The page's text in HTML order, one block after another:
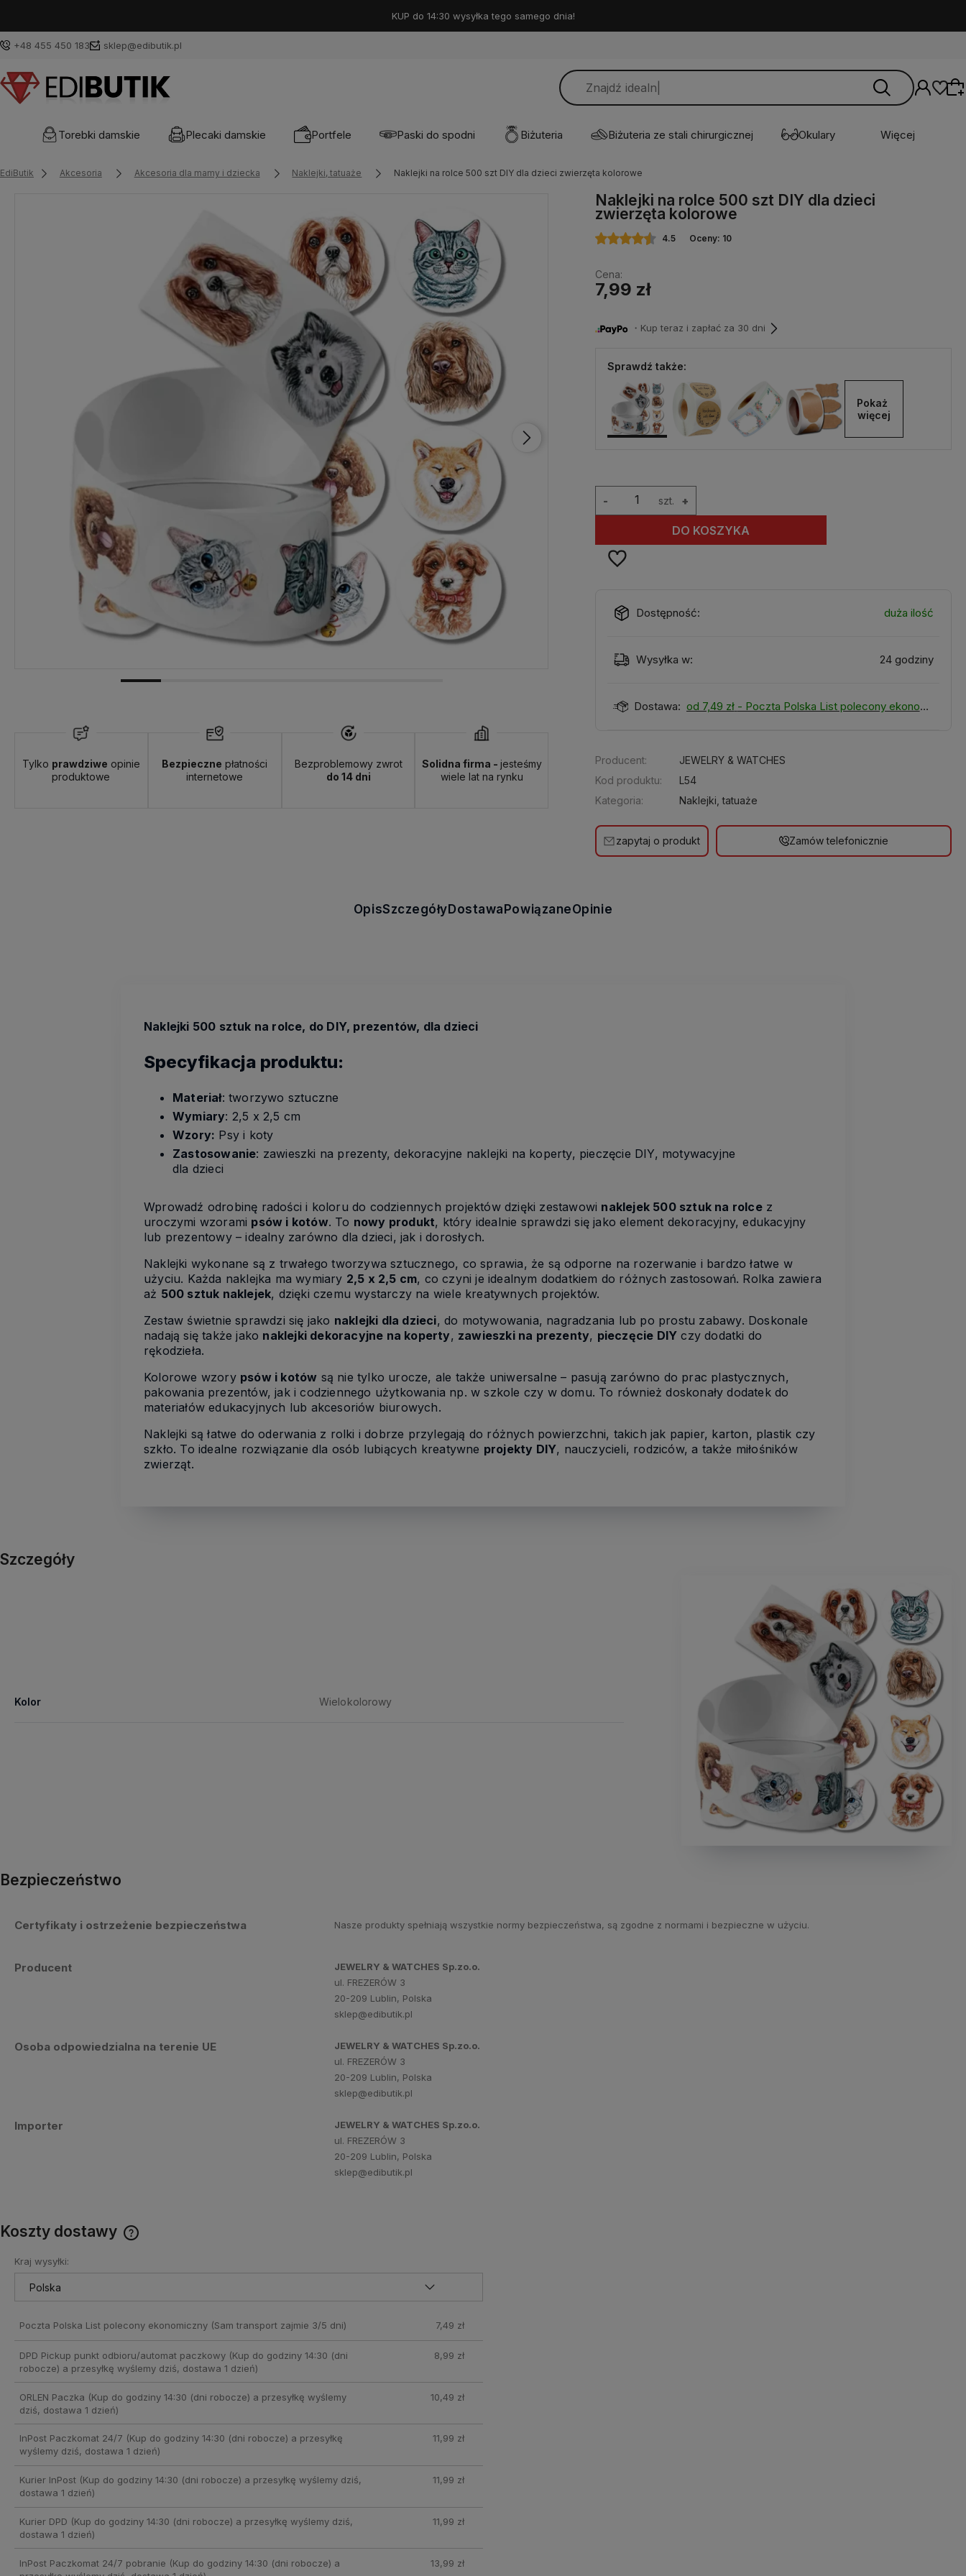
KUP do 14:30 wysyłka tego samego dnia!
+48 455 450 183 sklep@edibutik.pl
Wybierz coś dla siebie z naszej aktualnej
oferty lub zaloguj się, aby przywrócić dodane
Torebki damskie Plecaki damskie Portfele Paski do spodni Biżuteria Biżuteria ze stali chirurgicznej Okulary Więcej
EdiButik Akcesoria Akcesoria dla mamy i dziecka Naklejki, tatuaże Naklejki na rolce 500 szt DIY dla dzieci zwierzęta kolorowe
Tylko prawdziwe opinie
produktowe
Bezpieczne płatności
internetowe
Bezproblemowy zwrot
do 14 dni
Solidna firma - jesteśmy
wiele lat na rynku
Naklejki na rolce 500 szt DIY dla dzieci
zwierzęta kolorowe
4.5 Oceny: 10
Cena:
7,99 zł
・Kup teraz i zapłać za 30 dni
Sprawdź także:
Pokaż
więcej
szt. +
-
DO KOSZYKA
Dostępność: duża ilość
Wysyłka w: 24 godziny
Dostawa: od 7,49 zł - Poczta Polska List polecony ekonomiczny
Producent:
JEWELRY & WATCHES
Kod produktu:
L54
Kategoria:
Naklejki, tatuaże
zapytaj o produkt Zamów telefonicznie
OpisSzczegóły Dostawa PowiązaneOpinie
Naklejki 500 sztuk na rolce, do DIY, prezentów, dla dzieci
Specyfikacja produktu:
Materiał: tworzywo sztuczne
Wymiary: 2,5 x 2,5 cm
Wzory: Psy i koty
Zastosowanie: zawieszki na prezenty, dekoracyjne naklejki na koperty, pieczęcie DIY, motywacyjne
dla dzieci
Wprowadź odrobinę radości i koloru do codziennych projektów dzięki zestawowi naklejek 500 sztuk na rolcez
uroczymi wzorami psów i kotów. To nowy produkt, który idealnie sprawdzi się jako element dekoracyjny, edukacyjny
lub prezentowy – idealny zarówno dla dzieci, jak i dorosłych.
Naklejki wykonane są z trwałego tworzywa sztucznego, co sprawia, że są odporne na rozerwanie i bardzo łatwe w
użyciu. Każda naklejka ma wymiary 2,5 x 2,5 cm, co czyni je idealnym dodatkiem do różnych zastosowań. Rolka zawiera
aż 500 sztuk naklejek, dzięki czemu wystarczy na wiele kreatywnych projektów.
Zestaw świetnie sprawdzi się jako naklejki dla dzieci, do motywowania, nagradzania lub po prostu zabawy. Doskonale
nadają się także jako naklejki dekoracyjne na koperty, zawieszki na prezenty, pieczęcie DIY czy dodatki do
rękodzieła.
Kolorowe wzory psów i kotów są nie tylko urocze, ale także uniwersalne – pasują zarówno do prac plastycznych,
pakowania prezentów, jak i codziennego użytkowania np. w szkole czy w domu. To również doskonały dodatek do
materiałów edukacyjnych lub akcesoriów biurowych.
Naklejki są łatwe do oderwania z rolki i dobrze przylegają do różnych powierzchni, takich jak papier, karton, plastik czy
szkło. To idealne rozwiązanie dla osób lubiących kreatywne projekty DIY, nauczycieli, rodziców, a także miłośników
zwierząt.
Szczegóły
Kolor Wielokolorowy
Bezpieczeństwo
Certyfikaty i ostrzeżenie bezpieczeństwa Nasze produkty spełniają wszystkie normy bezpieczeństwa, są zgodne z normami i bezpieczne w użyciu.
Producent
JEWELRY & WATCHES Sp.zo.o.
ul. FREZERÓW 3
20-209 Lublin, Polska
sklep@edibutik.pl
Osoba odpowiedzialna na terenie UE
JEWELRY & WATCHES Sp.zo.o.
ul. FREZERÓW 3
20-209 Lublin, Polska
sklep@edibutik.pl
Importer
JEWELRY & WATCHES Sp.zo.o.
ul. FREZERÓW 3
20-209 Lublin, Polska
sklep@edibutik.pl
Koszty dostawy
Kraj wysyłki:
Poczta Polska List polecony ekonomiczny (Sam transport zajmie 3/5 dni) 7,49 zł
DPD Pickup punkt odbioru/automat paczkowy(Kup do godziny 14:30 (dni
robocze) a przesyłkę wyślemy dziś, dostawa 1 dzień)
8,99 zł
ORLEN Paczka (Kup do godziny 14:30 (dni robocze) a przesyłkę wyślemy
dziś, dostawa 1 dzień)
10,49 zł
InPost Paczkomat 24/7 (Kup do godziny 14:30 (dni robocze) a przesyłkę
wyślemy dziś, dostawa 1 dzień)
11,99 zł
Kurier InPost(Kup do godziny 14:30 (dni robocze) a przesyłkę wyślemy dziś,
dostawa 1 dzień)
11,99 zł
Kurier DPD (Kup do godziny 14:30 (dni robocze) a przesyłkę wyślemy dziś,
dostawa 1 dzień)
11,99 zł
InPost Paczkomat 24/7 pobranie (Kup do godziny 14:30 (dni robocze) a
13,99 zł